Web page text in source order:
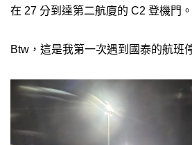
在 27 分到達第二航廈的 C2 登機門。
Btw，這是我第一次遇到國泰的航班